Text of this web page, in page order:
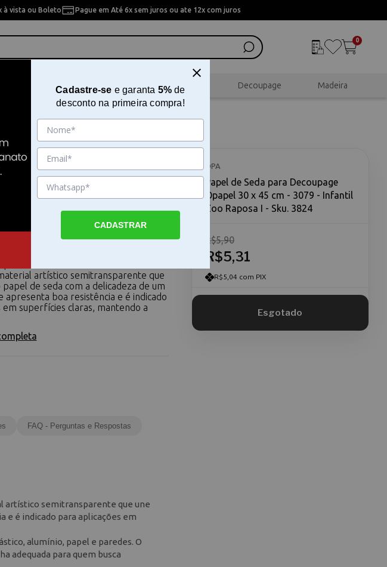
à vista ou Boleto Pague em Até 6x sem juros ou ate 12x com juros
0
Pintura Artesanal Scrapbook Decoupage Madeira
I
para Decoupage Opapel 30
- Infantil Zoo Raposa I
Decoupage Opapel 30 x 45 cm
artístico semitransparente que
papel de seda com a delicadeza de um
apresenta boa resistência e é indicado
em superfícies claras, mantendo a
OPA
Papel de Seda para Decoupage
Opapel 30 x 45 cm - 3079 - Infantil
Zoo Raposa I - Sku. 3824
R$5,31
R$5,90
R$5,04 com PIX
FAQ - Perguntas e Respostas
artístico semitransparente que une
e é indicado para aplicações em
alumínio, papel e paredes. O
adequada para quem busca
Cadastre-se e garanta 5%de
desconto na primeira compra!
CADASTRAR